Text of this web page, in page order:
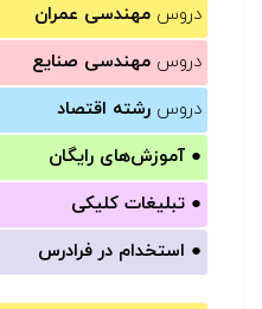
دروس مهندسی عمران
دروس مهندسی صنایع
دروس رشته اقتصاد
● آموزش‌های رایگان
● تبلیغات کلیکی
● استخدام در فرادرس